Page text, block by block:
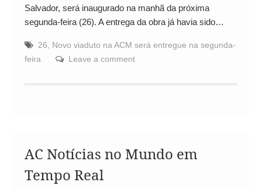
Salvador, será inaugurado na manhã da próxima
segunda-feira (26). A entrega da obra já havia sido…
26
Novo viaduto na ACM será entregue na segunda-
feira
Leave a comment
AC Notícias no Mundo em
Tempo Real